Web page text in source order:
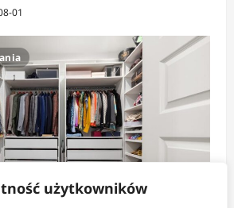
użytkowników
01